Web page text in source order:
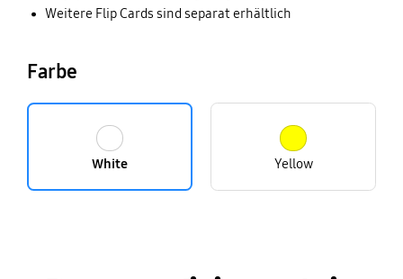
Weitere Flip Cards sind separat erhältlich
Farbe
White Yellow